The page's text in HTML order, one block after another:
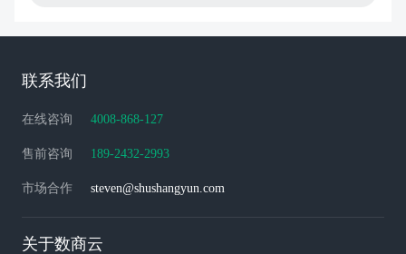
联系我们
在线咨询 4008-868-127
售前咨询 189-2432-2993
市场合作 steven@shushangyun.com
关于数商云